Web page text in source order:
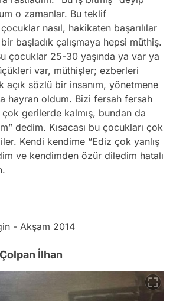
o zamanlar. Bu teklif
nasıl, hakikaten başarılılar
başladık çalışmaya hepsi müthiş.
çocuklar 25-30 yaşında ya var ya
var, müthişler; ezberleri
sözlü bir insanım, yönetmene
hayran oldum. Bizi fersah fersah
çok gerilerde kalmış, bundan da
dedim. Kısacası bu çocukları çok
Kendi kendime “Ediz çok yanlış
ve kendimden özür diledim hatalı
- Akşam 2014
İlhan